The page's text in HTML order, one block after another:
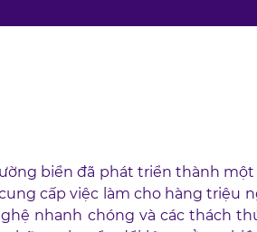
biển đã phát triển thành
cấp việc làm cho hàng
nhanh chóng và các thách